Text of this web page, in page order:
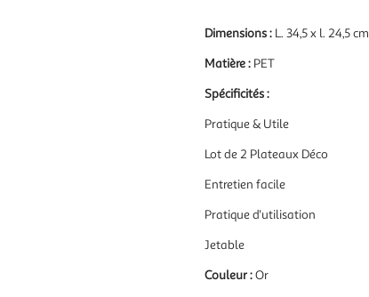
Dimensions : L. 34,5 x l. 24,5 cm
Matière : PET
Spécificités :
Pratique & Utile
Lot de 2 Plateaux Déco
Entretien facile
Pratique d'utilisation
Jetable
Couleur :Or